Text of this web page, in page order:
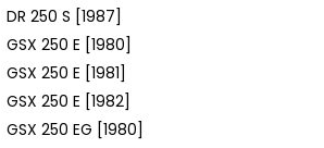
DR 250 S [1987]
GSX 250 E [1980]
GSX 250 E [1981]
GSX 250 E [1982]
GSX 250 EG [1980]